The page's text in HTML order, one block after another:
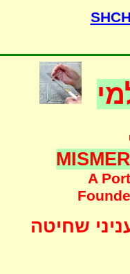
A
F
שחיטה